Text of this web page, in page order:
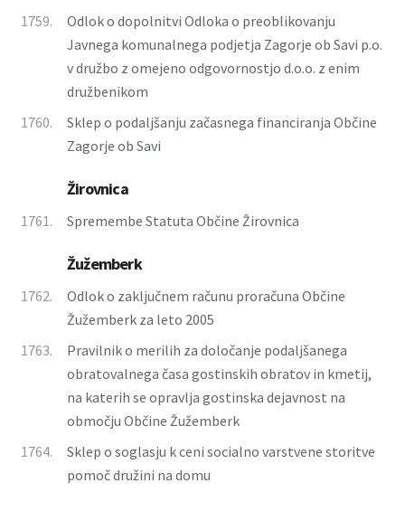
1759.
Odlok o dopolnitvi Odloka o preoblikovanju
Javnega komunalnega podjetja Zagorje ob Savi p.o.
v družbo z omejeno odgovornostjo d.o.o. z enim
družbenikom
1760.
Sklep o podaljšanju začasnega financiranja Občine
Zagorje ob Savi
Žirovnica
1761. Spremembe Statuta Občine Žirovnica
Žužemberk
1762.
Odlok o zaključnem računu proračuna Občine
Žužemberk za leto 2005
1763.
Pravilnik o merilih za določanje podaljšanega
obratovalnega časa gostinskih obratov in kmetij,
na katerih se opravlja gostinska dejavnost na
območju Občine Žužemberk
1764.
Sklep o soglasju k ceni socialno varstvene storitve
pomoč družini na domu